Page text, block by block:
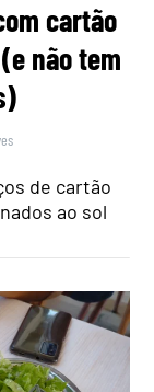
cartão
não tem
de cartão
ao sol